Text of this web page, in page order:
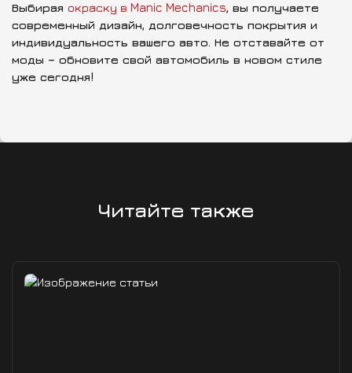
Выбирая окраску в Manic Mechanics, вы получаете
современный дизайн, долговечность покрытия и
индивидуальность вашего авто. Не отставайте от
моды – обновите свой автомобиль в новом стиле
уже сегодня!
Читайте также